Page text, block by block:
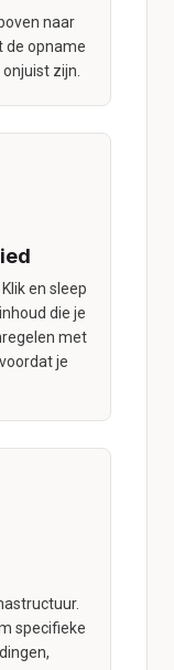
naar
de opname
zijn.
en sleep
die je
met
je
specifieke